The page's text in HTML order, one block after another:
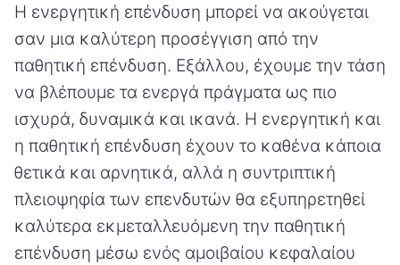
Η ενεργητική επένδυση μπορεί να ακούγεται
σαν μια καλύτερη προσέγγιση από την
παθητική επένδυση. Εξάλλου, έχουμε την τάση
να βλέπουμε τα ενεργά πράγματα ως πιο
ισχυρά, δυναμικά και ικανά. Η ενεργητική και
η παθητική επένδυση έχουν το καθένα κάποια
θετικά και αρνητικά, αλλά η συντριπτική
πλειοψηφία των επενδυτών θα εξυπηρετηθεί
καλύτερα εκμεταλλευόμενη την παθητική
επένδυση μέσω ενός αμοιβαίου κεφαλαίου